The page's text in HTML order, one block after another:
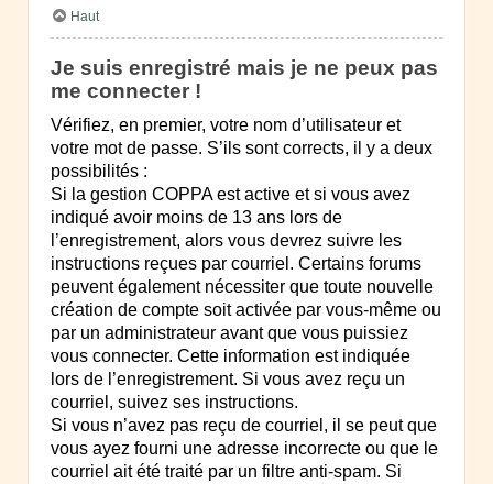
Haut
Je suis enregistré mais je ne peux pas
me connecter !
Vérifiez, en premier, votre nom d’utilisateur et
votre mot de passe. S’ils sont corrects, il y a deux
possibilités :
Si la gestion COPPA est active et si vous avez
indiqué avoir moins de 13 ans lors de
l’enregistrement, alors vous devrez suivre les
instructions reçues par courriel. Certains forums
peuvent également nécessiter que toute nouvelle
création de compte soit activée par vous-même ou
par un administrateur avant que vous puissiez
vous connecter. Cette information est indiquée
lors de l’enregistrement. Si vous avez reçu un
courriel, suivez ses instructions.
Si vous n’avez pas reçu de courriel, il se peut que
vous ayez fourni une adresse incorrecte ou que le
courriel ait été traité par un filtre anti-spam. Si